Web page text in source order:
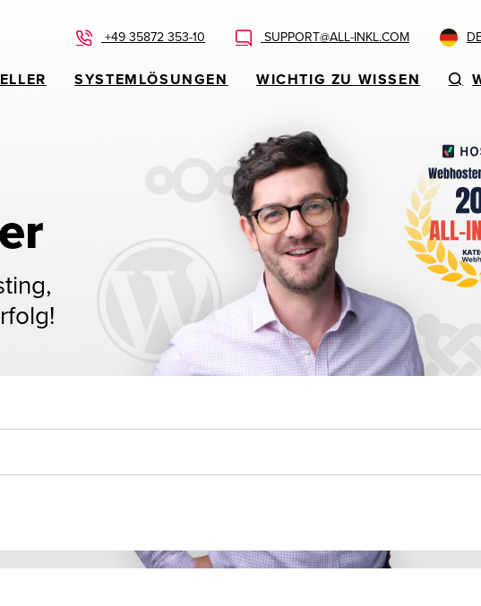
+49 35872 353-10 SUPPORT@ALL-INKL.COM
SYSTEMLÖSUNGEN WICHTIG ZU WISSEN